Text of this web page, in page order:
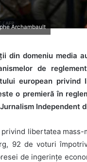
Archambault
din domeniu media
de
european privind
o premieră în
Independent
libertatea
92 de voturi
de ingerințe